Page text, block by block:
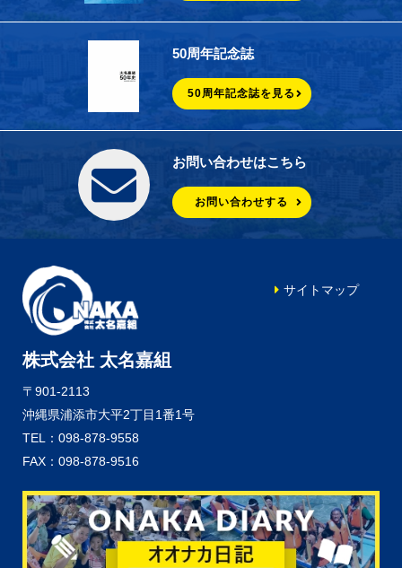
50周年記念誌
50周年記念誌を見る
お問い合わせはこちら
お問い合わせする
株式会社 太名嘉組
〒901-2113
沖縄県浦添市大平2丁目1番1号
TEL：098-878-9558
FAX：098-878-9516
サイトマップ